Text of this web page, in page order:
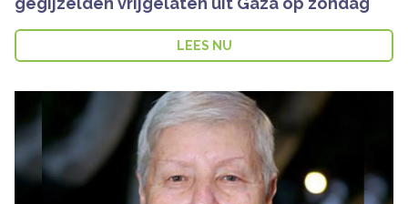
LEES NU